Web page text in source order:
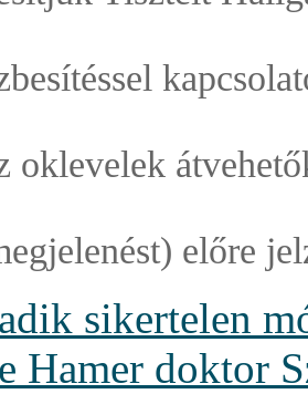
oklevelek
előre
sikertelen
Hamer doktor